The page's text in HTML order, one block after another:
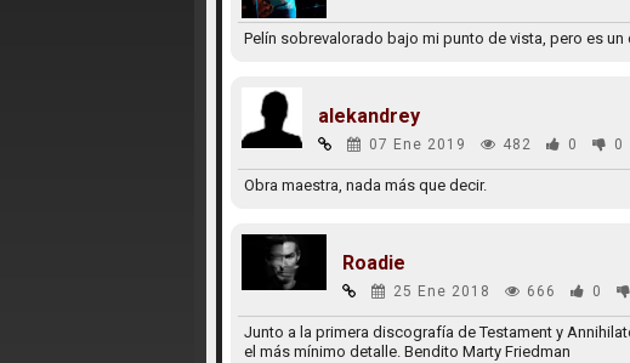
Pelín sobrevalorado bajo mi punto de vista, pero es
alekandrey
07 Ene 2019 482 0 0
Obra maestra, nada más que decir.
Roadie
25 Ene 2018 666 0
Junto a la primera discografía de Testament y
el más mínimo detalle. Bendito Marty Friedman